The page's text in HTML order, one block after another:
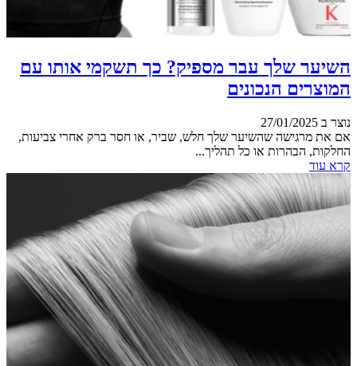
השיער שלך עבר מספיק? כך תשקמי אותו עם
המוצרים הנכונים
נוצר ב 27/01/2025
אם את מרגישה שהשיער שלך חלש, שביר, או חסר ברק אחרי צביעות,
החלקות, הבהרות או כל תהליך...
קרא עוד